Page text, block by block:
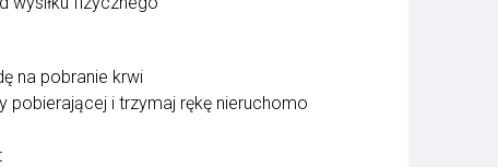
na pobranie krwi
i trzymaj rękę nieruchomo